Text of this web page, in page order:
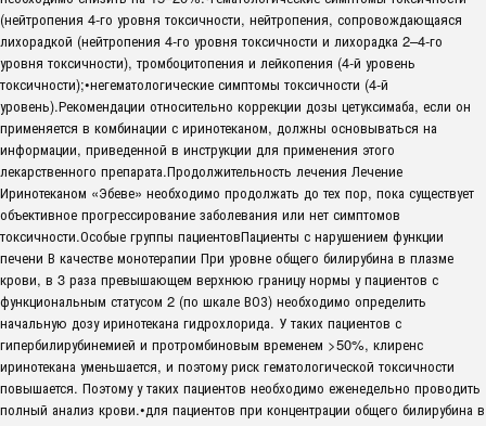
(нейтропения 4-го уровня токсичности, нейтропения, сопровождающаяся
лихорадкой (нейтропения 4-го уровня токсичности и лихорадка 2–4-го
уровня токсичности), тромбоцитопения и лейкопения (4-й уровень
токсичности);•негематологические симптомы токсичности (4-й
уровень).Рекомендации относительно коррекции дозы цетуксимаба, если он
применяется в комбинации с иринотеканом, должны основываться на
информации, приведенной в инструкции для применения этого
лекарственного препарата.Продолжительность лечения Лечение
Иринотеканом «Эбеве» необходимо продолжать до тех пор, пока существует
объективное прогрессирование заболевания или нет симптомов
токсичности.Особые группы пациентовПациенты с нарушением функции
печени В качестве монотерапии При уровне общего билирубина в плазме
крови, в 3 раза превышающем верхнюю границу нормы у пациентов с
функциональным статусом 2 (по шкале ВОЗ) необходимо определить
начальную дозу иринотекана гидрохлорида. У таких пациентов с
гипербилирубинемией и протромбиновым временем >50%, клиренс
иринотекана уменьшается, и поэтому риск гематологической токсичности
повышается. Поэтому у таких пациентов необходимо еженедельно проводить
полный анализ крови.•для пациентов при концентрации общего билирубина в